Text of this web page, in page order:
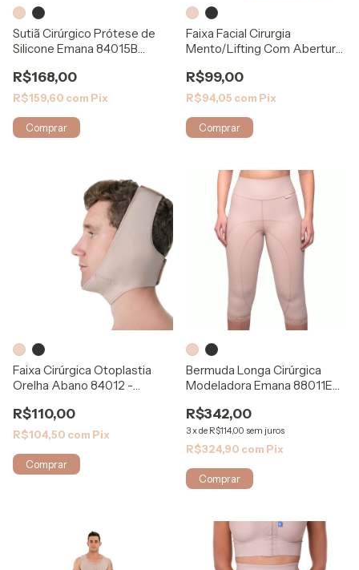
Sutiã Cirúrgico Prótese de
Silicone Emana 84015B
R$168,00
R$159,60 com Pix
Comprar
Faixa Facial Cirurgia
Mento/Lifting Com Abertura
R$99,00
R$94,05 com Pix
Comprar
Faixa Cirúrgica Otoplastia
Orelha Abano 84012 -
R$110,00
R$104,50 com Pix
Comprar
Bermuda Longa Cirúrgica
Modeladora Emana 88011E
R$342,00
3xde R$114,00 sem juros
R$324,90 com Pix
Comprar